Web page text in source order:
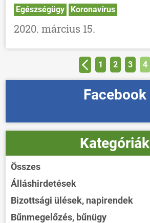
Egészségügy Koronavírus
2020. március 15.
1 2 3 4
Facebook
Kategóriák
Összes
Álláshirdetések
Bizottsági ülések, napirendek
Bűnmegelőzés, bűnügy